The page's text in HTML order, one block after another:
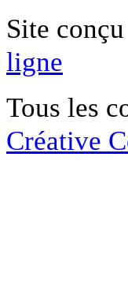
Site
ligne
Tous les
Créative